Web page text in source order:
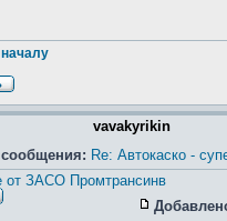
vavakyrikin
Re: Автокаско -
от ЗАСО Промтрансинв